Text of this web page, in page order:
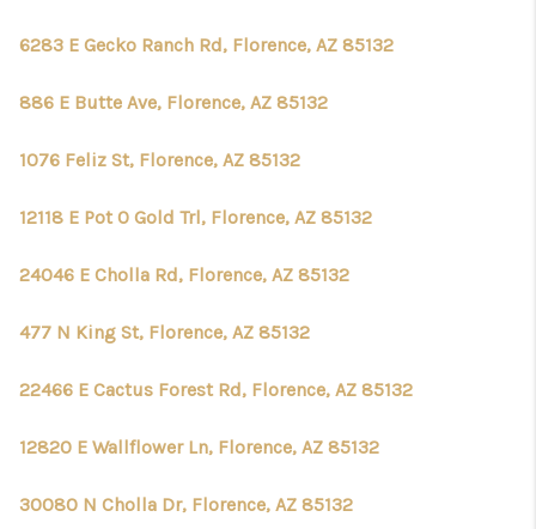
6283 E Gecko Ranch Rd, Florence, AZ 85132
886 E Butte Ave, Florence, AZ 85132
1076 Feliz St, Florence, AZ 85132
12118 E Pot O Gold Trl, Florence, AZ 85132
24046 E Cholla Rd, Florence, AZ 85132
477 N King St, Florence, AZ 85132
22466 E Cactus Forest Rd, Florence, AZ 85132
12820 E Wallflower Ln, Florence, AZ 85132
30080 N Cholla Dr, Florence, AZ 85132